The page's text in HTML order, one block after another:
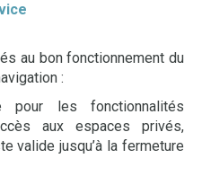
au bon fonctionnement du
:
pour les fonctionnalités
aux espaces privés,
valide jusqu’à la fermeture